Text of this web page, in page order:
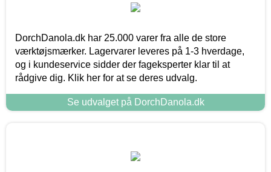
DorchDanola.dk har 25.000 varer fra alle de store
værktøjsmærker. Lagervarer leveres på 1-3 hverdage,
og i kundeservice sidder der fageksperter klar til at
rådgive dig. Klik her for at se deres udvalg.
Se udvalget på DorchDanola.dk